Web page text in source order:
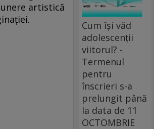
artistică
Cum își văd
adolescenții
viitorul? -
Termenul
pentru
înscrieri s-a
prelungit până
la data de 11
OCTOMBRIE